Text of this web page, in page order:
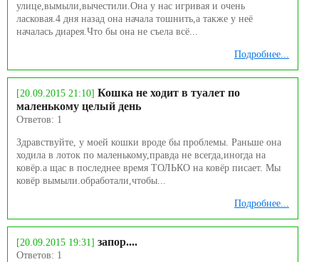
улице,вымыли,вычестили.Она у нас игривая и очень
ласковая.4 дня назад она начала тошнить,а также у неё
началась диарея.Что бы она не съела всё...
Подробнее...
[20.09.2015 21:10] Кошка не ходит в туалет по
маленькому целый день
Ответов: 1
Здравствуйте, у моей кошки вроде бы проблемы. Раньше она
ходила в лоток по маленькому,правда не всегда,иногда на
ковёр.а щас в последнее время ТОЛЬКО на ковёр писает. Мы
ковёр вымыли.обработали,чтобы...
Подробнее...
[20.09.2015 19:31] запор....
Ответов: 1